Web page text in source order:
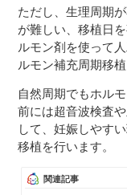
ただし、生理周期
が難しい、移植日
ルモン剤を使って
ルモン補充周期移
自然周期でもホル
前には超音波検査
して、妊娠しやす
移植を行います。
関連記事